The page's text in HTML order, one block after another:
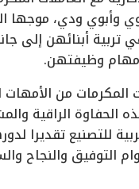
وأبوي ودي، موجها
تربية أبنائهن إلى
وظيفتهن.
من الأمهات
الراقية
للتصنيع تقديرا
التوفيق والنجاح